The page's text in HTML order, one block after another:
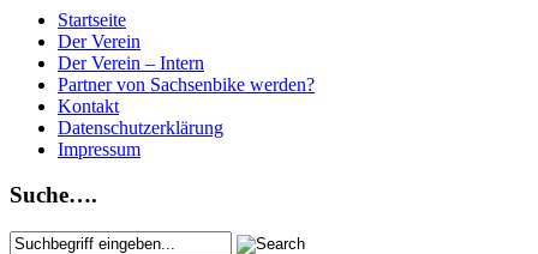
Startseite
Der Verein
Der Verein – Intern
Partner von Sachsenbike werden?
Kontakt
Datenschutzerklärung
Impressum
Suche….